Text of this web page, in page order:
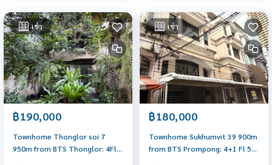
เช่า
฿190,000
Townhome Thonglor soi 7
950m from BTS Thonglor: 4Fl
เช่า
฿180,000
Townhome Sukhumvit 39 900m
from BTS Prompong: 4+1 Fl 50